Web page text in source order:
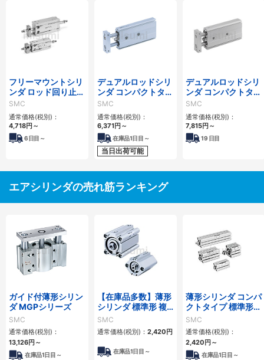
フリーマウントシリ
ンダ ロッド回り止め
形 複動・両ロッド
CUKWシリーズ
SMC
通常価格(税別)：
4,718円 ～
6 日目～
デュアルロッドシリ
ンダ コンパクトタイ
プ CXSJシリーズ
SMC
通常価格(税別)：
6,371円 ～
在庫品1日目～
当日出荷可能
デュアルロッドシリ
ンダ コンパクトタイ
プ 二次電池対応
25A-CXSJシリーズ
SMC
通常価格(税別)：
7,815円 ～
19 日目
エアシリンダの売れ筋ランキング
ガイド付薄形シリン
ダ MGPシリーズ
SMC
通常価格(税別)：
13,126円 ～
在庫品1日目～
【在庫品多数】薄形
シリンダ 標準形 複
動・片ロッド CQ2
シリーズ
SMC
通常価格(税別)： 2,420 円
在庫品1日目～
薄形シリンダ コンパ
クトタイプ 標準形
複動 片ロッド CQS
シリーズ
SMC
通常価格(税別)：
2,420 円 ～
在庫品1日目～